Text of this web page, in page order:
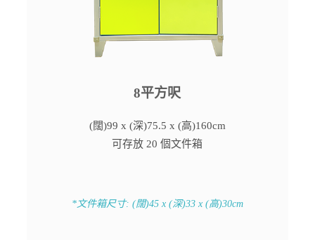
8平方呎
(闊)99 x (深)75.5 x (高)160cm
可存放 20 個文件箱
*文件箱尺寸: (闊)45 x (深)33 x (高)30cm